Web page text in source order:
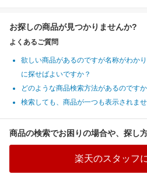
お探しの商品が見つかりませんか?
よくあるご質問
欲しい商品があるのですが名称がわか
に探せばよいですか？
どのような商品検索方法があるのですか
検索しても、商品が一つも表示されま
商品の検索でお困りの場合や、探し
楽天のスタッフ